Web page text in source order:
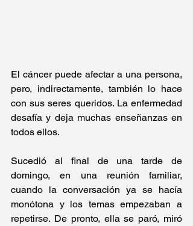
El cáncer puede afectar a una persona,
pero, indirectamente, también lo hace
con sus seres queridos. La enfermedad
desafía y deja muchas enseñanzas en
todos ellos.
Sucedió al final de una tarde de
domingo, en una reunión familiar,
cuando la conversación ya se hacía
monótona y los temas empezaban a
repetirse. De pronto, ella se paró, miró